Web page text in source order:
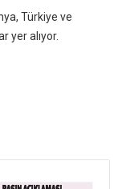
Türkiye ve
yer alıyor.